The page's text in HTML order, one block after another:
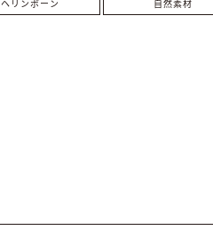
ヘリンボーン 自然素材